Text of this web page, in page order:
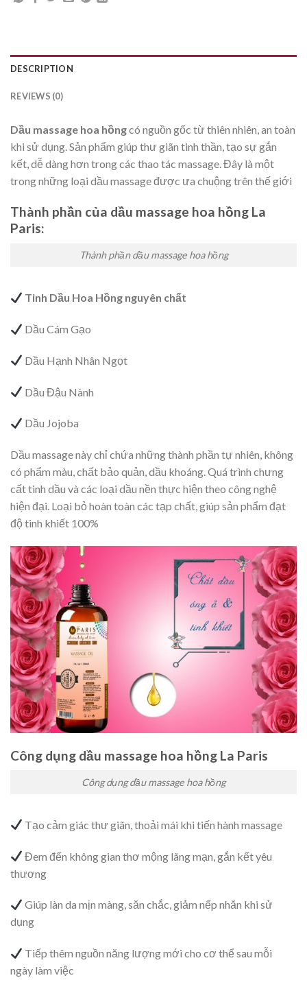
DESCRIPTION
REVIEWS (0)
Dầu massage hoa hồngcó nguồn gốc từ thiên nhiên, an toàn
khi sử dụng. Sản phẩm giúp thư giãn tinh thần, tạo sự gắn
kết, dễ dàng hơn trong các thao tác massage. Đây là một
trong những loại dầu massage được ưa chuộng trên thế giới
Thành phần của dầu massage hoa hồng La
Paris:
Thành phần dầu massage hoa hồng
Tinh Dầu Hoa Hồng nguyên chất
Dầu Cám Gạo
Dầu Hạnh Nhân Ngọt
Dầu Đậu Nành
Dầu Jojoba
Dầu massage này chỉ chứa những thành phần tự nhiên, không
có phẩm màu, chất bảo quản, dầu khoáng. Quá trình chưng
cất tinh dầu và các loại dầu nền thực hiện theo công nghệ
hiện đại. Loại bỏ hoàn toàn các tạp chất, giúp sản phẩm đạt
độ tinh khiết 100%
Công dụng dầu massage hoa hồng La Paris
Công dụng dầu massage hoa hồng
Tạo cảm giác thư giãn, thoải mái khi tiến hành massage
Đem đến không gian thơ mộng lãng mạn, gắn kết yêu
thương
Giúp làn da mịn màng, săn chắc, giảm nếp nhăn khi sử
dụng
Tiếp thêm nguồn năng lượng mới cho cơ thể sau mỗi
ngày làm việc